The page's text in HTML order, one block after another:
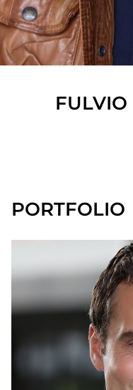
FULVIO
PORTFOLIO